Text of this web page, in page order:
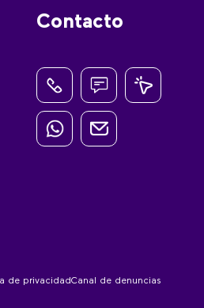
Contacto
de privacidadCanal de denuncias